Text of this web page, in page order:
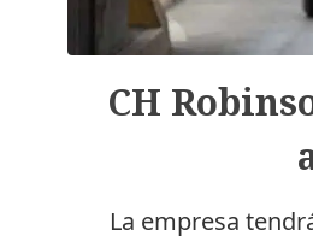
CH
La empresa